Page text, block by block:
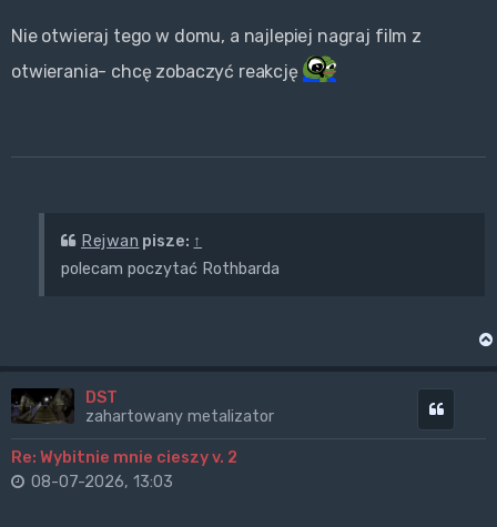
Nie otwieraj tego w domu, a najlepiej nagraj film z
otwierania- chcę zobaczyć reakcję
Rejwan pisze: ↑
polecam poczytać Rothbarda
DST
zahartowany metalizator
Re: Wybitnie mnie cieszy v. 2
08-07-2026, 13:03